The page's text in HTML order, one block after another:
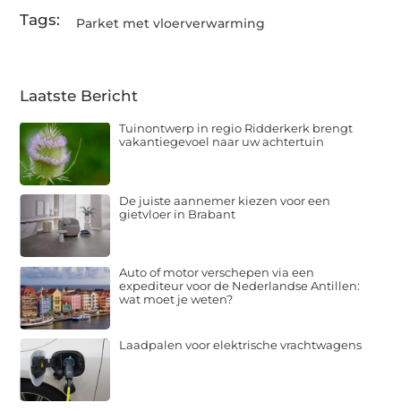
Tags: Parket met vloerverwarming
Laatste Bericht
Tuinontwerp in regio Ridderkerk brengt
vakantiegevoel naar uw achtertuin
De juiste aannemer kiezen voor een
gietvloer in Brabant
Auto of motor verschepen via een
expediteur voor de Nederlandse Antillen:
wat moet je weten?
Laadpalen voor elektrische vrachtwagens